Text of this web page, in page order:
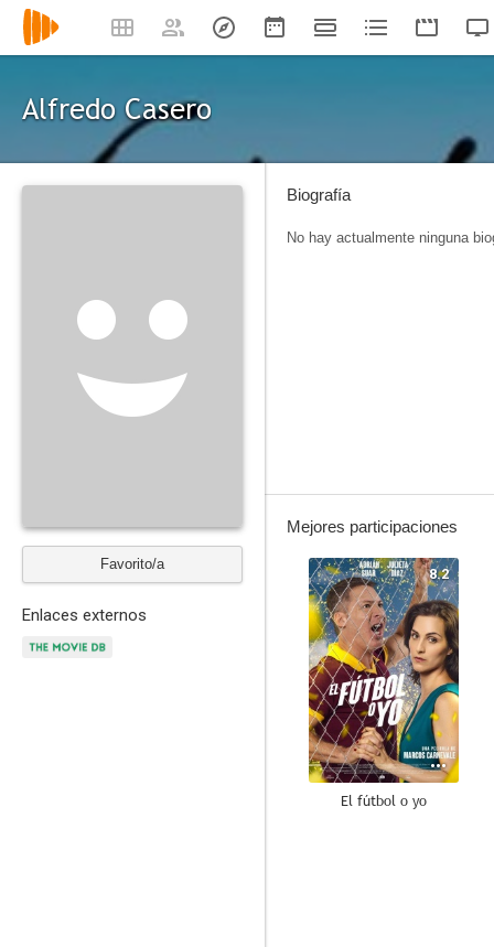
Alfredo Casero
Favorito/a
Enlaces externos
Biografía
No hay actualmente ninguna
Mejores participaciones
8.2
El fútbol o yo